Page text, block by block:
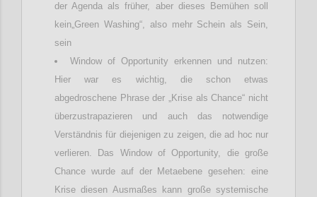
der Agenda als früher, aber dieses Bemühen soll
kein„Green Washing“, also mehr Schein als Sein,
sein
Window of Opportunity erkennen und nutzen:
Hier war es wichtig, die schon etwas
abgedroschene Phrase der „Krise als Chance“ nicht
überzustrapazieren und auch das notwendige
Verständnis für diejenigen zu zeigen, die ad hoc nur
verlieren. Das Window of Opportunity, die große
Chance wurde auf der Metaebene gesehen: eine
Krise diesen Ausmaßes kann große systemische